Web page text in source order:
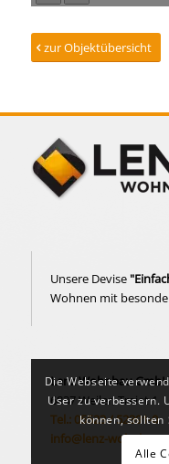
zur Objektübersicht
Unsere Devise
Wohnen mit
Lenz Wohnbau
6837 Weiler, Treiet 1
Tel.: 05523 / 52391-0
info@lenz-
Die Webseite
User zu verbessern.
können, sollten
Alle